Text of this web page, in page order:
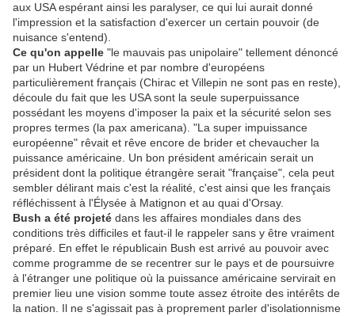
aux USA espérant ainsi les paralyser, ce qui lui aurait donné
l'impression et la satisfaction d'exercer un certain pouvoir (de
nuisance s'entend).
Ce qu'on appelle "le mauvais pas unipolaire" tellement dénoncé
par un Hubert Védrine et par nombre d'européens
particulièrement français (Chirac et Villepin ne sont pas en reste),
découle du fait que les USA sont la seule superpuissance
possédant les moyens d'imposer la paix et la sécurité selon ses
propres termes (la pax americana). "La super impuissance
européenne" rêvait et rêve encore de brider et chevaucher la
puissance américaine. Un bon président américain serait un
président dont la politique étrangère serait "française", cela peut
sembler délirant mais c'est la réalité, c'est ainsi que les français
réfléchissent à l'Élysée à Matignon et au quai d'Orsay.
Bush a été projeté dans les affaires mondiales dans des
conditions très difficiles et faut-il le rappeler sans y être vraiment
préparé. En effet le républicain Bush est arrivé au pouvoir avec
comme programme de se recentrer sur le pays et de poursuivre
à l'étranger une politique où la puissance américaine servirait en
premier lieu une vision somme toute assez étroite des intérêts de
la nation. Il ne s'agissait pas à proprement parler d'isolationnisme